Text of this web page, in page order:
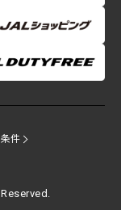
件